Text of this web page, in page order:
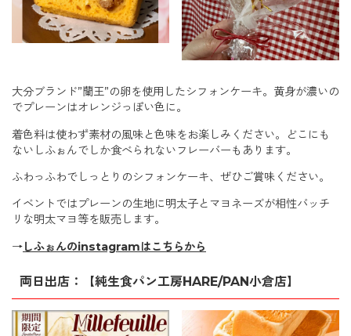
大分ブランド”蘭王”の卵を使用したシフォンケーキ。黄身が濃いの
でプレーンはオレンジっぽい色に。
着色料は使わず素材の風味と色味をお楽しみください。どこにも
ないしふぉんでしか食べられないフレーバーもあります。
ふわっふわでしっとりのシフォンケーキ、ぜひご賞味ください。
イベントではプレーンの生地に明太子とマヨネーズが相性バッチ
リな明太マヨ等を販売します。
→しふぉんのinstagramはこちらから
両日出店：【純生食パン工房HARE/PAN小倉店】